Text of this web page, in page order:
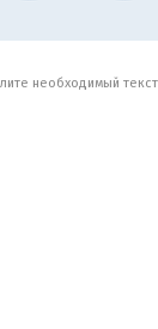
необходимый